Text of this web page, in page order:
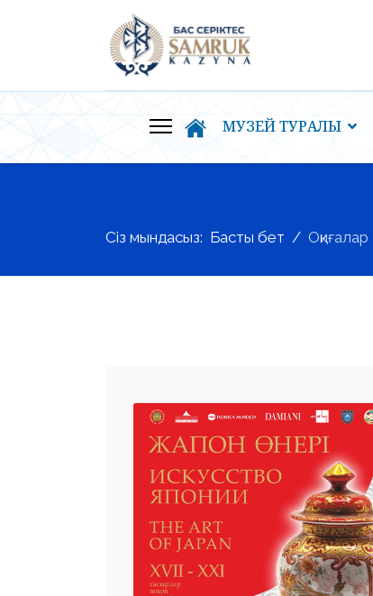
МУЗЕЙ ТУРАЛЫ
Сіз мындасыз: Басты бет Оқиғалар